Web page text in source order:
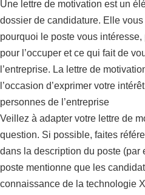
Une lettre de motivation est un
dossier de candidature. Elle
pourquoi le poste vous
pour l’occuper et ce qui fait de
l’entreprise. La lettre de
l’occasion d’exprimer votre
personnes de l’entreprise
Veillez à adapter votre lettre de
question. Si possible, faites
dans la description du poste (par
poste mentionne que les
connaissance de la technologie